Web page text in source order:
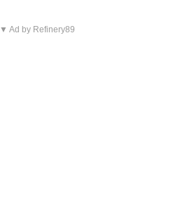
▼ Ad by Refinery89